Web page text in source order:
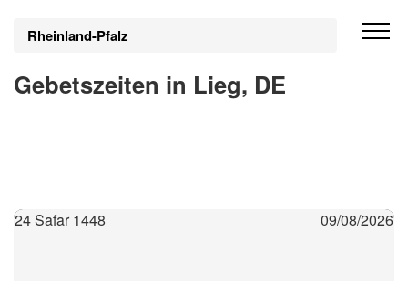
Rheinland-Pfalz
Gebetszeiten in Lieg, DE
24 Safar 1448 09/08/2026